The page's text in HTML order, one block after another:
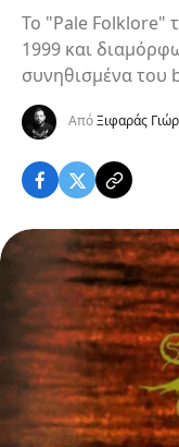
Το "Pale Folklore"
1999 και
συνηθισμένα του
ΑπόΞιφαράς